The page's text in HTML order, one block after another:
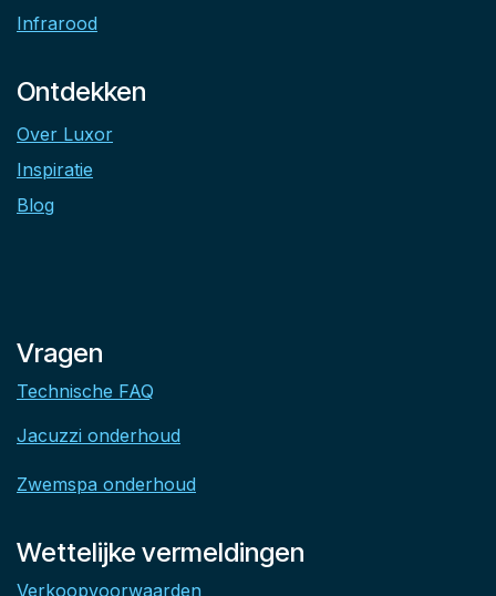
Infrarood
Ontdekken
Over Luxor
Inspiratie
Blog
Vragen
Technische FAQ
Jacuzzi onderhoud
Zwemspa onderhoud
Wettelijke vermeldingen
Verkoopvoorwaarden